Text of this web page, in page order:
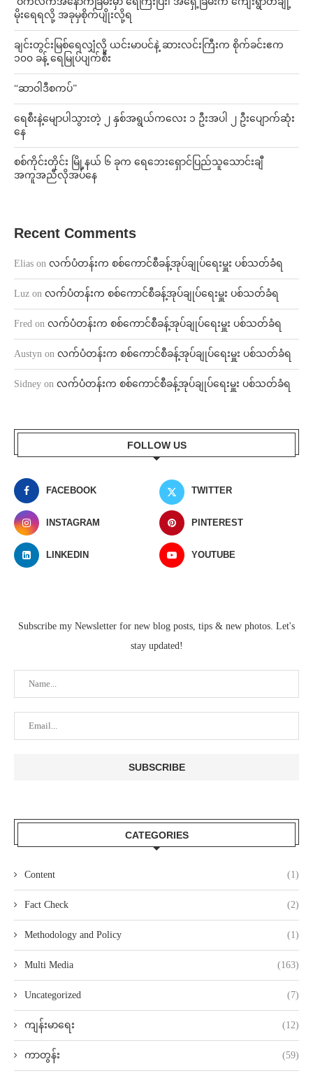
မိုးရေရလို့ အခုမှစိုက်ပျိုးလို့ရ
ချင်းတွင်းမြစ်ရေလျှံလို့ ယင်းမာပင်နဲ့ ဆားလင်းကြီးက စိုက်ခင်းဧက
၁၀၀ ခန့် ရေမြုပ်ပျက်စီး
“ဆာဝါဒီစကပ်”
ရေစီးနဲ့မျောပါသွားတဲ့ ၂ နှစ်အရွယ်ကလေး ၁ ဦးအပါ ၂ ဦးပျောက်ဆုံး
နေ
စစ်ကိုင်းတိုင်း မြို့နယ် ၆ ခုက ရေဘေးရှောင်ပြည်သူသောင်းချီ
အကူအညီလိုအပ်နေ
Recent Comments
Elias on လက်ပံတန်းက စစ်ကောင်စီခန့်အုပ်ချုပ်ရေးမှူး ပစ်သတ်ခံရ
Luz on လက်ပံတန်းက စစ်ကောင်စီခန့်အုပ်ချုပ်ရေးမှူး ပစ်သတ်ခံရ
Fred on လက်ပံတန်းက စစ်ကောင်စီခန့်အုပ်ချုပ်ရေးမှူး ပစ်သတ်ခံရ
Austyn on လက်ပံတန်းက စစ်ကောင်စီခန့်အုပ်ချုပ်ရေးမှူး ပစ်သတ်ခံရ
Sidney on လက်ပံတန်းက စစ်ကောင်စီခန့်အုပ်ချုပ်ရေးမှူး ပစ်သတ်ခံရ
FOLLOW US
FACEBOOK TWITTER
INSTAGRAM PINTEREST
LINKEDIN YOUTUBE
Subscribe my Newsletter for new blog posts, tips & new photos. Let's
stay updated!
CATEGORIES
Content (1)
Fact Check (2)
Methodology and Policy (1)
Multi Media (163)
Uncategorized (7)
ကျန်းမာရေး (12)
ကာတွန်း (59)